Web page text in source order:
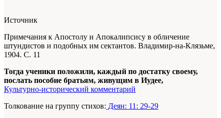
Источник
Примечания к Апостолу и Апокалипсису в обличение
штундистов и подобных им сектантов. Владимир-на-Клязьме,
1904. С. 11
Тогда ученики положили, каждый по достатку своему,
послать пособие братьям, живущим в Иудее,
Культурно-исторический комментарий
Толкование на группу стихов: Деян: 11: 29-29